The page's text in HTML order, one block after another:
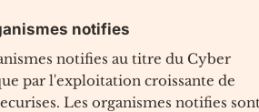
notifies
notifies au titre du Cyber
par l'exploitation croissante de
Les organismes notifies